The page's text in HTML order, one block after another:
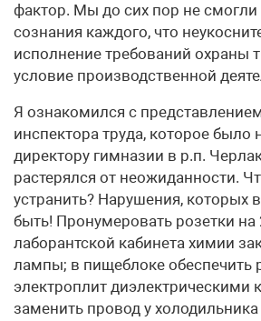
фактор. Мы до сих пор не смогли
сознания каждого, что
исполнение требований охраны
условие производственной
Я ознакомился с
инспектора труда, которое было
директору гимназии в р.п.
растерялся от неожиданности.
устранить? Нарушения, которых
быть! Пронумеровать розетки на
лаборантской кабинета химии
лампы; в пищеблоке обеспечить
электроплит диэлектрическими
заменить провод у